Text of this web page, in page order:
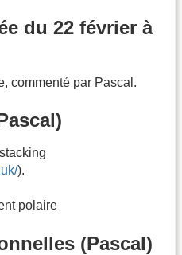
du 22 février à
commenté par Pascal.
).
polaire
(Pascal)